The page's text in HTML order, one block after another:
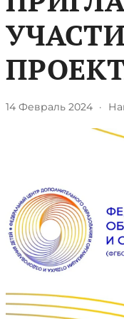
14 Февраль 2024 ·